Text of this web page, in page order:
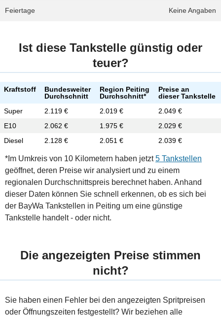
Keine Angaben
Feiertage
Ist diese Tankstelle günstig oder
teuer?
Kraftstoff
Bundesweiter
Durchschnitt
Region Peiting
Durchschnitt*
Preise an
dieser Tankstelle
Super
2.119 € 2.019 €
2.049 €
E10
2.062 € 1.975 €
2.029 €
Diesel
2.128 € 2.051 € 2.039 €
*Im Umkreis von 10 Kilometern haben jetzt5 Tankstellen
geöffnet, deren Preise wir analysiert und zu einem
regionalen Durchschnittspreis berechnet haben. Anhand
dieser Daten können Sie schnell erkennen, ob es sich bei
der BayWa Tankstellen in Peiting um eine günstige
Tankstelle handelt - oder nicht.
Die angezeigten Preise stimmen
nicht?
Sie haben einen Fehler bei den angezeigten Spritpreisen
oder Öffnungszeiten festgestellt? Wir beziehen alle